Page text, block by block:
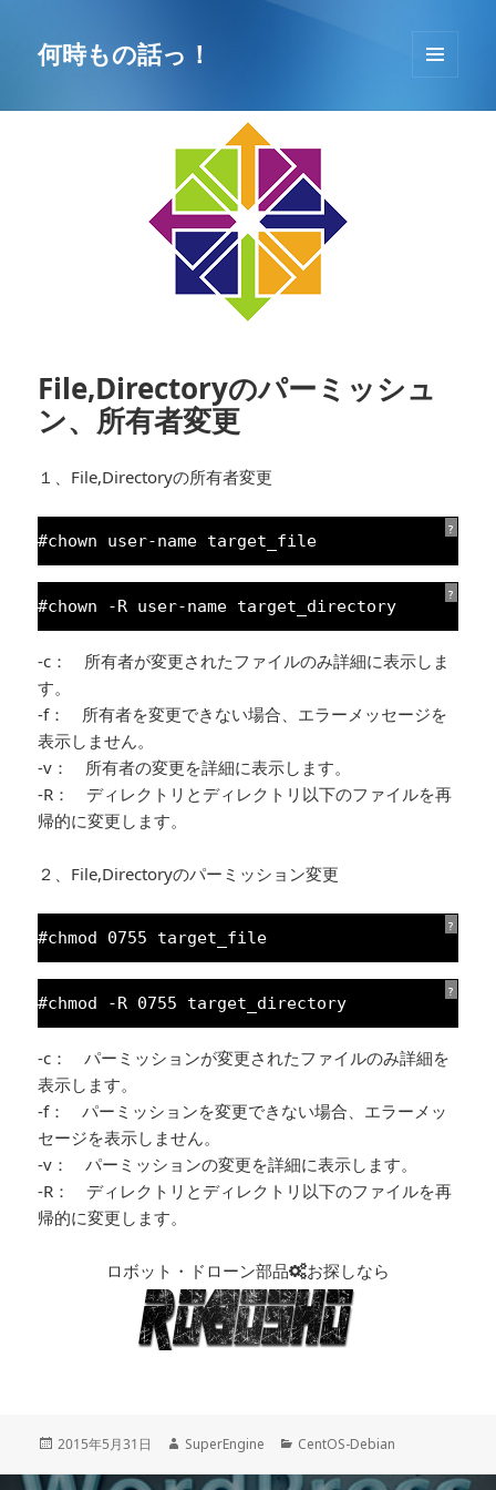
何時もの話っ！
ーとウ
File,Directoryのパーミッシュ
ン、所有者変更
１、File,Directoryの所有者変更
?
#chown user-name target_file
?
#chown -R user-name target_directory
-c： 所有者が変更されたファイルのみ詳細に表示しま
す。
-f： 所有者を変更できない場合、エラーメッセージを
表示しません。
-v： 所有者の変更を詳細に表示します。
-R： ディレクトリとディレクトリ以下のファイルを再
帰的に変更します。
２、File,Directoryのパーミッション変更
?
#chmod 0755 target_file
?
#chmod -R 0755 target_directory
-c： パーミッションが変更されたファイルのみ詳細を
表示します。
-f： パーミッションを変更できない場合、エラーメッ
セージを表示しません。
-v： パーミッションの変更を詳細に表示します。
-R： ディレクトリとディレクトリ以下のファイルを再
帰的に変更します。
ロボット・ドローン部品 お探しなら
投
日:
2015年5月31日
作
者
SuperEngine
カ
ゴ
CentOS-Debian